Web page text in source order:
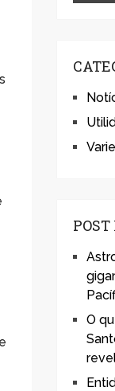
O